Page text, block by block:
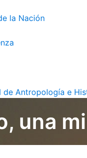
la Nación
de Antropología e
una